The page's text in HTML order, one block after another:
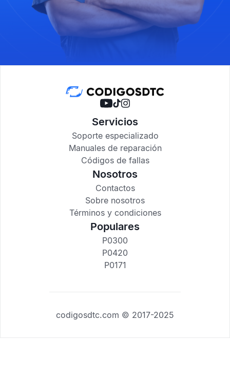
Servicios
Soporte especializado
Manuales de reparación
Códigos de fallas
Nosotros
Contactos
Sobre nosotros
Términos y condiciones
Populares
P0300
P0420
P0171
codigosdtc.com © 2017-2025